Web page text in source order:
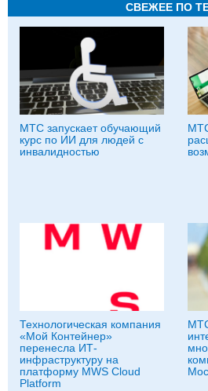
СВЕЖЕЕ ПО
МТС запускает обучающий
курс по ИИ для людей с
инвалидностью
Технологическая компания
«Мой Контейнер»
перенесла ИТ-
инфраструктуру на
платформу MWS Cloud
Platform